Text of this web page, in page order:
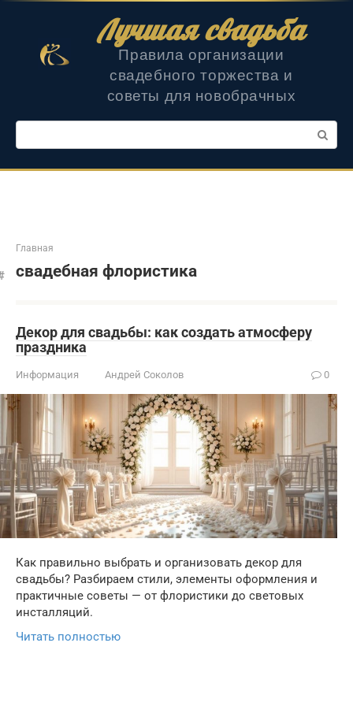
Лучшая свадьба
Правила организации
свадебного торжества и
советы для новобрачных
Поиск:
Главная
свадебная флористика
Декор для свадьбы: как создать атмосферу
праздника
Информация Андрей Соколов 0
Как правильно выбрать и организовать декор для
свадьбы? Разбираем стили, элементы оформления и
практичные советы — от флористики до световых
инсталляций.
Читать полностью